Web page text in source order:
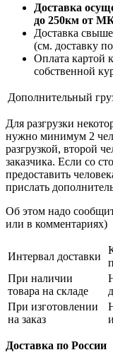
Доставка
до 250км от
Доставка
(см. доставку
Оплата картой
собственной
Дополнительный
Для разгрузки
нужно минимум 2
разгрузкой, второй
заказчика. Если со
предоставить
прислать
Об этом надо
или в комментариях)
Интервал доставки
При наличии
товара на складе
При изготовлении
на заказ
Доставка по России